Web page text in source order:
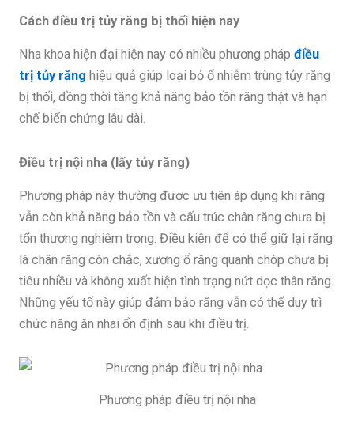
Cách điều trị tủy răng bị thối hiện nay
Nha khoa hiện đại hiện nay có nhiều phương pháp điều
trị tủy răng hiệu quả giúp loại bỏ ổ nhiễm trùng tủy răng
bị thối, đồng thời tăng khả năng bảo tồn răng thật và hạn
chế biến chứng lâu dài.
Điều trị nội nha (lấy tủy răng)
Phương pháp này thường được ưu tiên áp dụng khi răng
vẫn còn khả năng bảo tồn và cấu trúc chân răng chưa bị
tổn thương nghiêm trọng. Điều kiện để có thể giữ lại răng
là chân răng còn chắc, xương ổ răng quanh chóp chưa bị
tiêu nhiều và không xuất hiện tình trạng nứt dọc thân răng.
Những yếu tố này giúp đảm bảo răng vẫn có thể duy trì
chức năng ăn nhai ổn định sau khi điều trị.
Phương pháp điều trị nội nha